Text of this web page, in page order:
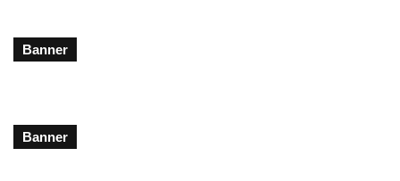
Banner
Banner